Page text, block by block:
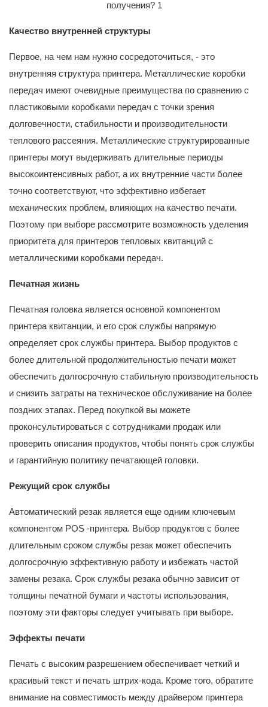
Качество внутренней структуры
Первое, на чем нам нужно сосредоточиться, - это
внутренняя структура принтера. Металлические коробки
передач имеют очевидные преимущества по сравнению с
пластиковыми коробками передач с точки зрения
долговечности, стабильности и производительности
теплового рассеяния. Металлические структурированные
принтеры могут выдерживать длительные периоды
высокоинтенсивных работ, а их внутренние части более
точно соответствуют, что эффективно избегает
механических проблем, влияющих на качество печати.
Поэтому при выборе рассмотрите возможность уделения
приоритета для принтеров тепловых квитанций с
металлическими коробками передач.
Печатная жизнь
Печатная головка является основной компонентом
принтера квитанции, и его срок службы напрямую
определяет срок службы принтера. Выбор продуктов с
более длительной продолжительностью печати может
обеспечить долгосрочную стабильную производительность
и снизить затраты на техническое обслуживание на более
поздних этапах. Перед покупкой вы можете
проконсультироваться с сотрудниками продаж или
проверить описания продуктов, чтобы понять срок службы
и гарантийную политику печатающей головки.
Режущий срок службы
Автоматический резак является еще одним ключевым
компонентом POS -принтера. Выбор продуктов с более
длительным сроком службы резак может обеспечить
долгосрочную эффективную работу и избежать частой
замены резака. Срок службы резака обычно зависит от
толщины печатной бумаги и частоты использования,
поэтому эти факторы следует учитывать при выборе.
Эффекты печати
Печать с высоким разрешением обеспечивает четкий и
красивый текст и печать штрих-кода. Кроме того, обратите
внимание на совместимость между драйвером принтера